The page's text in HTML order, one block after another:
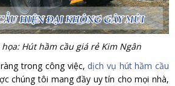
Hút hầm cầu giá rẻ Kim Ngân
trong công việc, dịch vụ hút hầm cầu
chúng tôi mang đầy uy tín cho mọi nhà,